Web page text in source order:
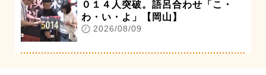
０１４人突破。語呂合わせ「こ・
わ・い・よ」【岡山】
2026/08/09